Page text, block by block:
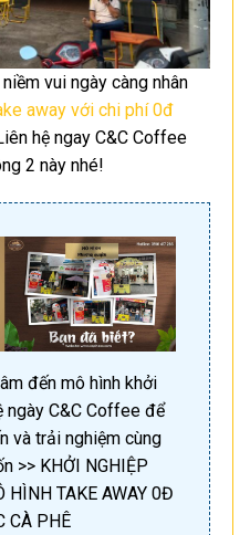
vui ngày càng nhân
away với chi phí 0đ
hệ ngay C&C Coffee
2 này nhé!
đến mô hình khởi
ngày C&C Coffee để
và trải nghiệm cùng
>> KHỞI NGHIỆP
HÌNH TAKE AWAY 0Đ
CÀ PHÊ